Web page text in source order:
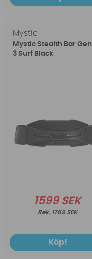
Mystic
Mystic Stealth Bar Gen
3 Surf Black
1599 SEK
1769 SEK
Köp!